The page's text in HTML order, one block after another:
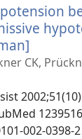
uue
CK,
002-0398-2